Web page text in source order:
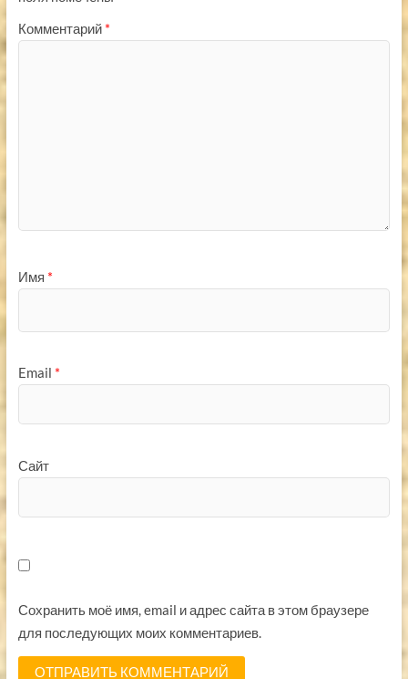
Комментарий *
Имя *
Email *
Сайт
Сохранить моё имя, email и адрес сайта в этом браузере
для последующих моих комментариев.